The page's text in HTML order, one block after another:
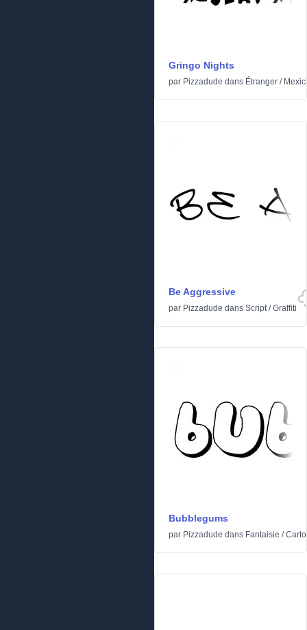
Gringo Nights
par Pizzadude dans Étranger /
Be Aggressive
par Pizzadude dans Script/Graffiti
Bubblegums
par Pizzadude dans Fantaisie /